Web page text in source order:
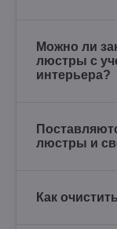
Можно ли
люстры с
интерьера?
люстры и
Как